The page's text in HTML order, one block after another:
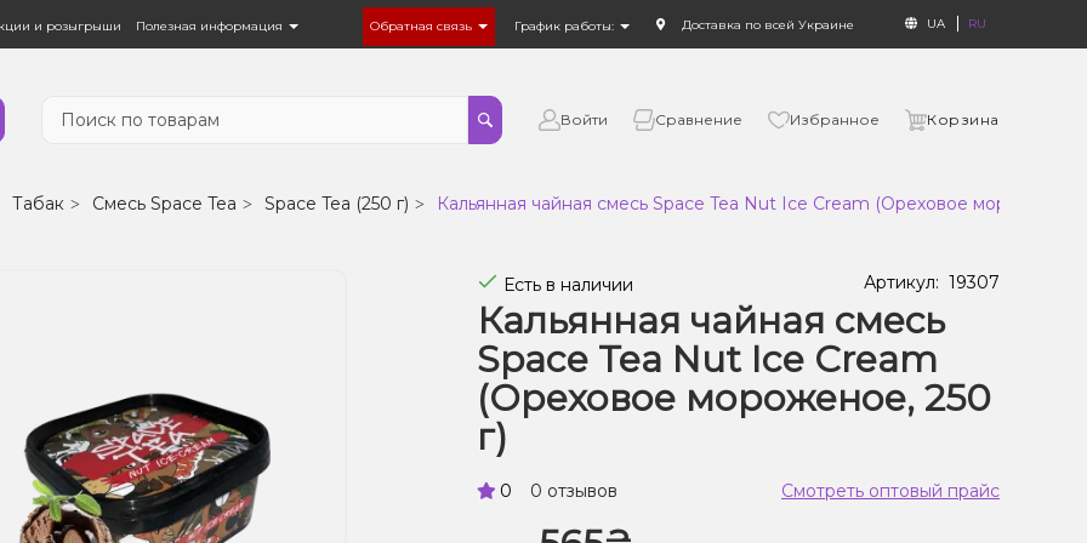
и розыгрыши Полезная информация Обратная связь График работы: Доставка по всей Украине UA RU
Войти Сравнение Избранное Корзина
Табак Смесь Space Tea Space Tea (250 г) Кальянная чайная смесь Space Tea Nut Ice Cream (Ореховое мороженое,
Есть в наличии Артикул: 19307
Кальянная чайная смесь
Space Tea Nut Ice Cream
(Ореховое мороженое, 250
г)
0 0 отзывов Смотреть оптовый прайс